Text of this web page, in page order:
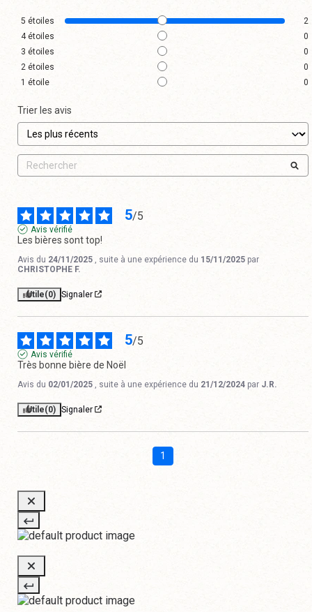
5 étoiles
2
4étoiles
0
3 étoiles
0
2 étoiles
0
1 étoile 0
Trier les avis
5/5
Avis vérifié
Les bières sont top!
Avis du 24/11/2025 , suite à une expérience du 15/11/2025 par
CHRISTOPHE F.
Utile(0) Signaler
5/5
Avis vérifié
Très bonne bière de Noël
Avis du 02/01/2025 , suite à une expérience du 21/12/2024 par J.R.
Utile(0) Signaler
1